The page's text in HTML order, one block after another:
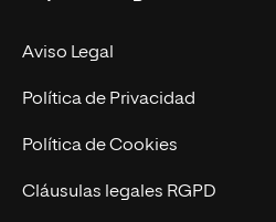
Experto Universitario
Postgrados
Cursos Universitarios
Nuestro Equipo
Trabaja en UNIR
Actualidad
UNIR Revista
Aviso Legal
Política de Privacidad
Política de Cookies
Cláusulas legales RGPD